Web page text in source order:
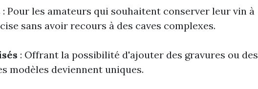
: Pour les amateurs qui souhaitent conserver leur vin à
sans avoir recours à des caves complexes.
: Offrant la possibilité d'ajouter des gravures ou des
modèles deviennent uniques.